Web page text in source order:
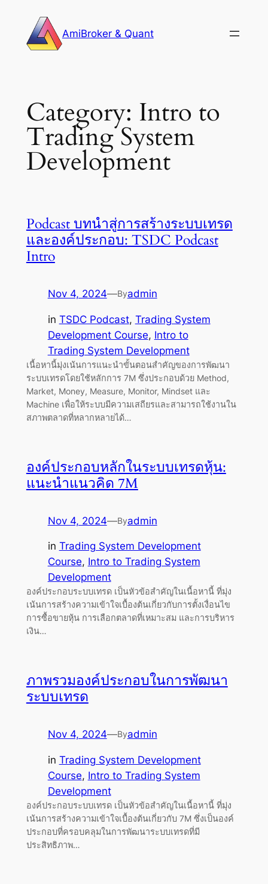
content
AmiBroker & Quant
Category: Intro to
Trading System
Development
Podcast บทนำสู่การสร้างระบบเทรด
และองค์ประกอบ: TSDC Podcast
Intro
Nov 4, 2024—Byadmin
in TSDC Podcast, Trading System
Development Course, Intro to
Trading System Development
เนื้อหานี้มุ่งเน้นการแนะนำขั้นตอนสำคัญของการพัฒนา
ระบบเทรดโดยใช้หลักการ 7M ซึ่งประกอบด้วย Method,
Market, Money, Measure, Monitor, Mindset และ
Machine เพื่อให้ระบบมีความเสถียรและสามารถใช้งานใน
สภาพตลาดที่หลากหลายได้…
องค์ประกอบหลักในระบบเทรดหุ้น:
แนะนำแนวคิด 7M
Nov 4, 2024—Byadmin
in Trading System Development
Course, Intro to Trading System
Development
องค์ประกอบระบบเทรด เป็นหัวข้อสำคัญในเนื้อหานี้ ที่มุ่ง
เน้นการสร้างความเข้าใจเบื้องต้นเกี่ยวกับการตั้งเงื่อนไข
การซื้อขายหุ้น การเลือกตลาดที่เหมาะสม และการบริหาร
เงิน…
ภาพรวมองค์ประกอบในการพัฒนา
ระบบเทรด
Nov 4, 2024—Byadmin
in Trading System Development
Course, Intro to Trading System
Development
องค์ประกอบระบบเทรด เป็นหัวข้อสำคัญในเนื้อหานี้ ที่มุ่ง
เน้นการสร้างความเข้าใจเบื้องต้นเกี่ยวกับ 7M ซึ่งเป็นองค์
ประกอบที่ครอบคลุมในการพัฒนาระบบเทรดที่มี
ประสิทธิภาพ…